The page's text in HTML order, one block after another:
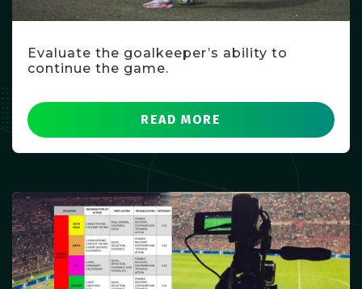
Evaluate the goalkeeper’s ability to
continue the game.
READ MORE